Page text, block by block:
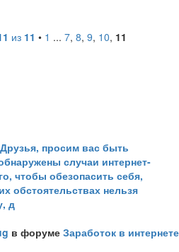
из 11 • 1 ... 7, 8, 9, 10, 11
просим вас быть
случаи интернет-
чтобы обезопасить себя,
обстоятельствах нельзя
д
в форуме Заработок в интернете